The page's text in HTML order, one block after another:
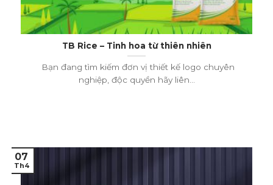
TB Rice – Tinh hoa từ thiên nhiên
Bạn đang tìm kiếm đơn vị thiết kế logo chuyên
nghiệp, độc quyền hãy liên...
07
Th4